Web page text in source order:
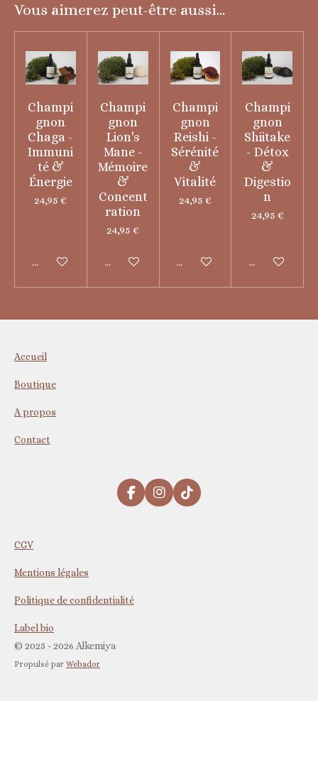
Vous aimerez peut-être aussi...
Champi
gnon
Chaga -
Immuni
té &
Énergie
24,95 €
Ajouter au panier
Champi
gnon
Lion's
Mane -
Mémoire
&
Concent
ration
24,95 €
Ajouter au panier
Champi
gnon
Reishi -
Sérénité
&
Vitalité
24,95 €
Voir les détails
Champi
gnon
Shiitake
- Détox
&
Digestio
n
24,95 €
Ajouter au
Accueil
Boutique
A propos
Contact
F
a
I
n
T
i
CGV
Mentions légales
Politique de confidentialité
Label bio
© 2025 - 2026 Alkemiya
Propulsé par Webador